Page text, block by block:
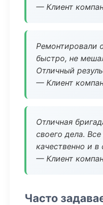
— Клиент
Ремонтировали
быстро, не
Отличный
— Клиент
Отличная
своего дела.
качественно и
— Клиент
Часто